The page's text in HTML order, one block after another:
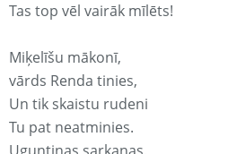
Tas top vēl vairāk mīlēts!
Miķelīšu mākonī,
vārds Renda tinies,
Un tik skaistu rudeni
Tu pat neatminies.